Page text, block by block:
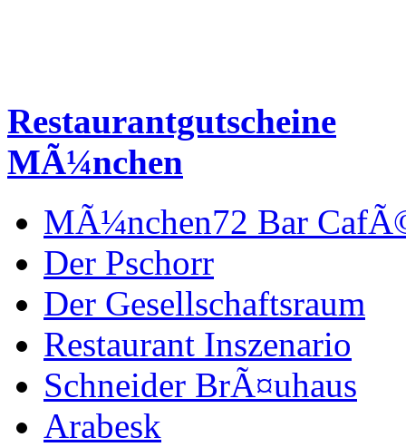
Restaurantgutscheine
MÃ¼nchen
MÃ¼nchen72 Bar
Der Pschorr
Der Gesellschaftsraum
Restaurant Inszenario
Schneider BrÃ¤uhaus
Arabesk